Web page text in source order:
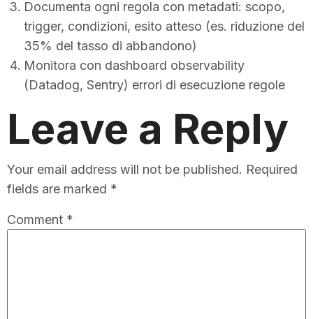
Documenta ogni regola con metadati: scopo,
trigger, condizioni, esito atteso (es. riduzione del
35% del tasso di abbandono)
Monitora con dashboard observability
(Datadog, Sentry) errori di esecuzione regole
Leave a Reply
Your email address will not be published. Required
fields are marked *
Comment *